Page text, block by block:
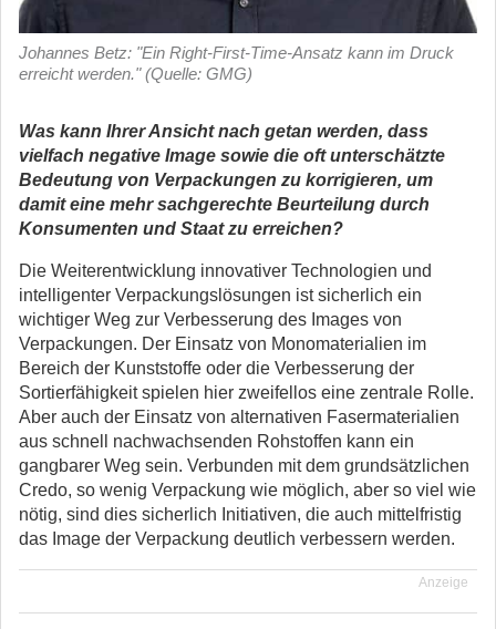
Johannes Betz: "Ein Right-First-Time-Ansatz kann im Druck
erreicht werden." (Quelle: GMG)
Was kann Ihrer Ansicht nach getan werden, dass
vielfach negative Image sowie die oft unterschätzte
Bedeutung von Verpackungen zu korrigieren, um
damit eine mehr sachgerechte Beurteilung durch
Konsumenten und Staat zu erreichen?
Die Weiterentwicklung innovativer Technologien und
intelligenter Verpackungslösungen ist sicherlich ein
wichtiger Weg zur Verbesserung des Images von
Verpackungen. Der Einsatz von Monomaterialien im
Bereich der Kunststoffe oder die Verbesserung der
Sortierfähigkeit spielen hier zweifellos eine zentrale Rolle.
Aber auch der Einsatz von alternativen Fasermaterialien
aus schnell nachwachsenden Rohstoffen kann ein
gangbarer Weg sein. Verbunden mit dem grundsätzlichen
Credo, so wenig Verpackung wie möglich, aber so viel wie
nötig, sind dies sicherlich Initiativen, die auch mittelfristig
das Image der Verpackung deutlich verbessern werden.
Anzeige